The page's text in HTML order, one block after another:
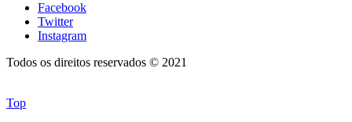
Facebook
Twitter
Instagram
Todos os direitos reservados © 2021
Top